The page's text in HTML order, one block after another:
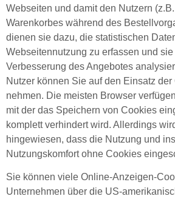
Webseiten und damit den Nutzern
Warenkorbes während des
dienen sie dazu, die statistischen
Webseitennutzung zu erfassen und
Verbesserung des Angebotes
Nutzer können Sie auf den Einsatz
nehmen. Die meisten Browser
mit der das Speichern von Cookies
komplett verhindert wird. Allerdings
hingewiesen, dass die Nutzung und
Nutzungskomfort ohne Cookies
Sie können viele Online-Anzeigen-
Unternehmen über die US-